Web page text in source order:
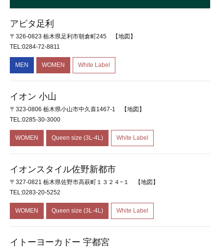
アピタ足利
〒326-0823 栃木県足利市朝倉町245
【地図】
TEL:0284-72-8811
MEN WOMEN White Label
イオン 小山
〒323-0806 栃木県小山市中久喜1467-1
【地図】
TEL:0285-30-3000
WOMEN Queen size (3L-4L) White Label
イオンスタイル佐野新都市
〒327-0821 栃木県佐野市高萩町１３２４−１
【地図】
TEL:0283-20-5252
WOMEN Queen size (3L-4L) White Label
イトーヨーカドー 宇都宮